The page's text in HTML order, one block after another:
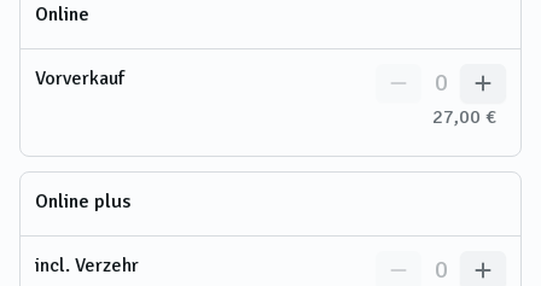
Online
Vorverkauf
27,00 €
0
Online plus
incl. Verzehr
0